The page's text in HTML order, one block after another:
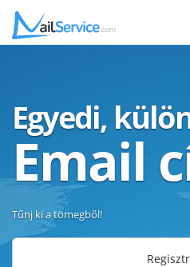
Egyedi,
Email
Tűnj ki a tömegből!